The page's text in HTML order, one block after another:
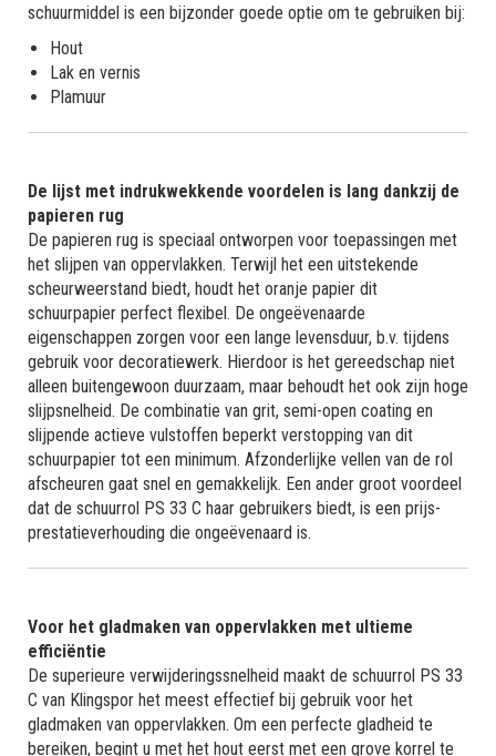
schuurmiddel is een bijzonder goede optie om te gebruiken bij:
Hout
Lak en vernis
Plamuur
De lijst met indrukwekkende voordelen is lang dankzij de
papieren rug
De papieren rug is speciaal ontworpen voor toepassingen met
het slijpen van oppervlakken. Terwijl het een uitstekende
scheurweerstand biedt, houdt het oranje papier dit
schuurpapier perfect flexibel. De ongeëvenaarde
eigenschappen zorgen voor een lange levensduur, b.v. tijdens
gebruik voor decoratiewerk. Hierdoor is het gereedschap niet
alleen buitengewoon duurzaam, maar behoudt het ook zijn hoge
slijpsnelheid. De combinatie van grit, semi-open coating en
slijpende actieve vulstoffen beperkt verstopping van dit
schuurpapier tot een minimum. Afzonderlijke vellen van de rol
afscheuren gaat snel en gemakkelijk. Een ander groot voordeel
dat de schuurrol PS 33 C haar gebruikers biedt, is een prijs-
prestatieverhouding die ongeëvenaard is.
Voor het gladmaken van oppervlakken met ultieme
efficiëntie
De superieure verwijderingssnelheid maakt de schuurrol PS 33
C van Klingspor het meest effectief bij gebruik voor het
gladmaken van oppervlakken. Om een perfecte gladheid te
bereiken, begint u met het hout eerst met een grove korrel te